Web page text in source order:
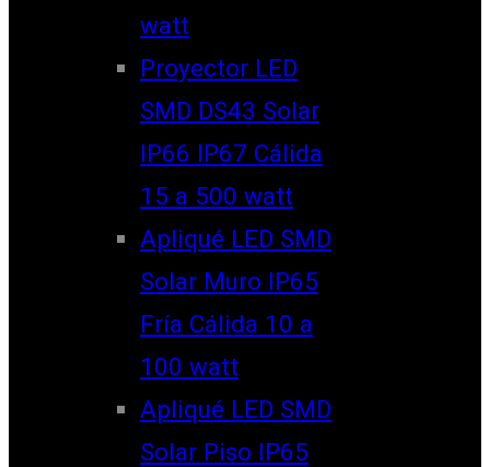
watt
Proyector LED
SMD DS43 Solar
IP66 IP67 Cálida
15 a 500 watt
Apliqué LED SMD
Solar Muro IP65
Fría Cálida 10 a
100 watt
Apliqué LED SMD
Solar Piso IP65